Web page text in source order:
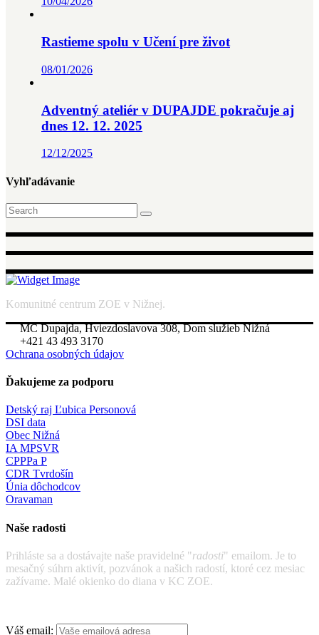
Rastieme spolu v Učení pre život
08/01/2026
Adventný ateliér v DUPAJDE pokračuje aj
dnes 12. 12. 2025
12/12/2025
Vyhľadávanie
Search
for:
Komunitné centrum ZOE v Nižnej.
MC Dupajda, Hviezdoslavova 308, Dom služieb Nižná
+421 43 493 3170
Ochrana osobných údajov
Ďakujeme za podporu
Detský raj Ľubica Personová
DSI data
Obec Nižná
IA MPSVR
CPPPa P
CDR Tvrdošín
Únia dôchodcov
Oravaman
Naše radosti
Prihláste sa a dostávajte naše pravidelné "radosti" emailom. Je to
mesačný súhrn aktivít, pozvánok a našich radostí, ktoré cez mesiac
zažívame. Malé okienko do diana v KC ZOE.
Váš email: